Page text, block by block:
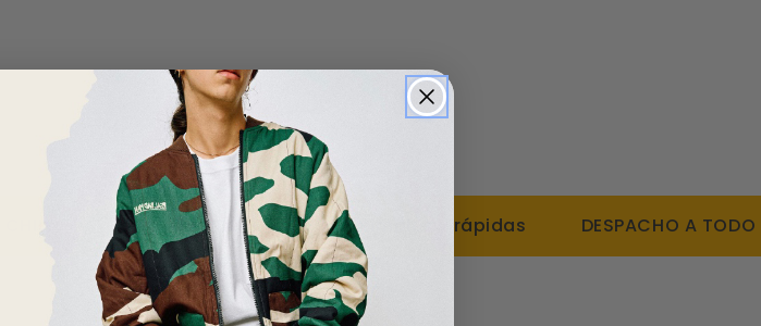
CAMBIOS Y DEVOLUCIONES simples y rápidas DESPACHO A TODO